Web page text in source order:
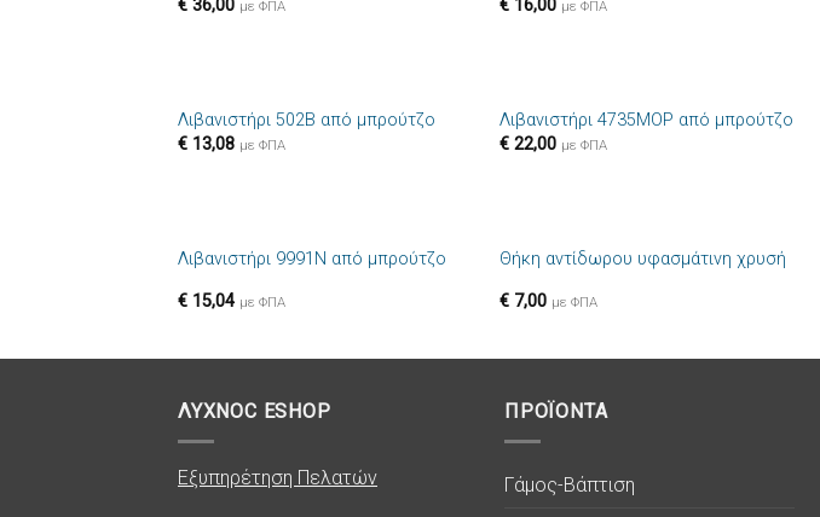
€36,00 με ΦΠΑ € 16,00 με ΦΠΑ
Πρόσθήκη
Λιβανιστήρι 502B από μπρούτζο
€13,08 με ΦΠΑ
Πρόσθήκη
Λιβανιστήρι 4735MOP από μπρούτζο
€ 22,00 με ΦΠΑ
Πρόσθήκη
Λιβανιστήρι 9991N από μπρούτζο
€15,04 με ΦΠΑ
Πρόσθήκη
Θήκη αντίδωρου υφασμάτινη χρυσή
€ 7,00 με ΦΠΑ
ΛΥΧΝΟC ESHOP
Εξυπηρέτηση Πελατών
ΠΡΟΪΟΝΤΑ
Γάμος-Βάπτιση